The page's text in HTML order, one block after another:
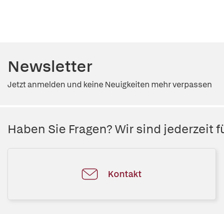
Newsletter
Jetzt anmelden und keine Neuigkeiten mehr verpassen
Haben Sie Fragen? Wir sind jederzeit
Kontakt